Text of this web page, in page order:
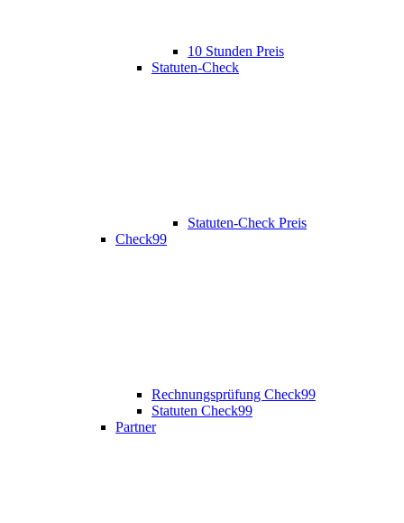
10 Stunden Preis
Statuten-Check
Statuten-Check Preis
Check99
Rechnungsprüfung Check99
Statuten Check99
Partner